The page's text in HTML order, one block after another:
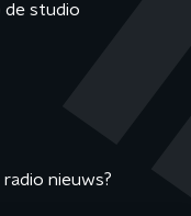
de studio
nieuws?